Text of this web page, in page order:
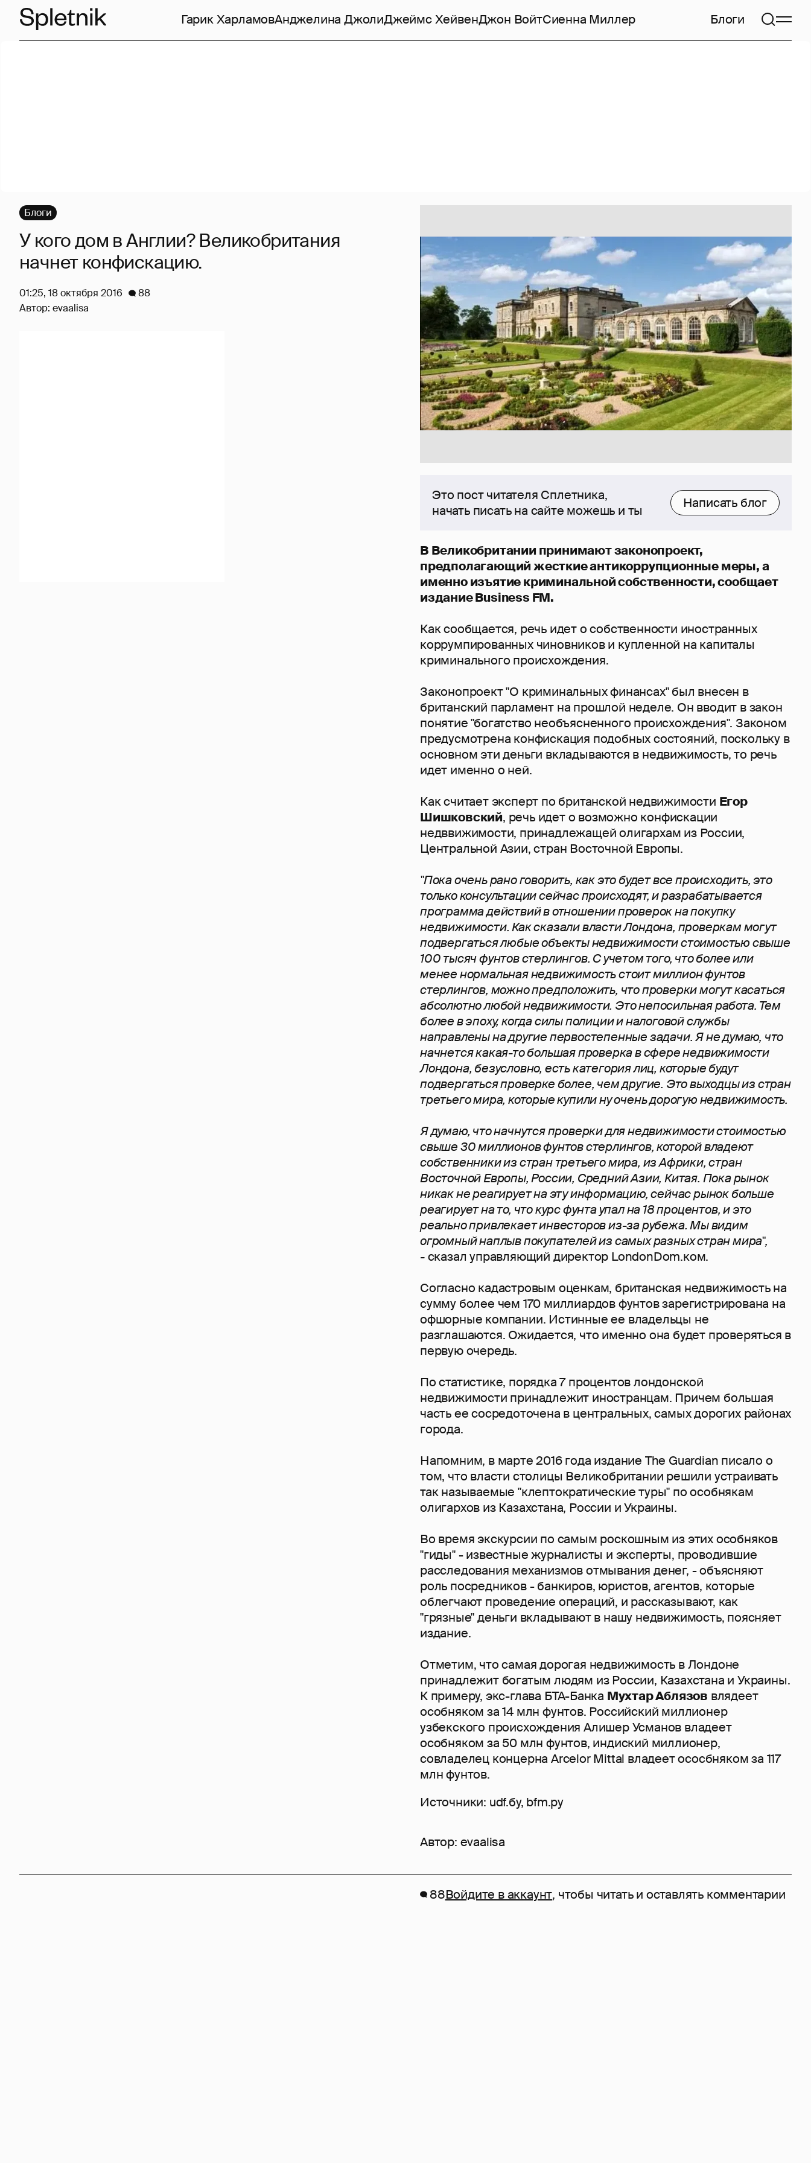
Гарик ХарламовАнджелина ДжолиДжеймс ХейвенДжон ВойтСиенна Миллер Блоги
Это пост читателя Сплетника,
начать писать на сайте можешь и ты
Написать блог
В Великобритании принимают законопроект,
предполагающий жесткие антикоррупционные меры, а
именно изъятие криминальной собственности, сообщает
издание Business FM.
Как сообщается, речь идет о собственности иностранных
коррумпированных чиновников и купленной на капиталы
криминального происхождения.
Законопроект "О криминальных финансах" был внесен в
британский парламент на прошлой неделе. Он вводит в закон
понятие "богатство необъясненного происхождения". Законом
предусмотрена конфискация подобных состояний, поскольку в
основном эти деньги вкладываются в недвижимость, то речь
идет именно о ней.
Как считает эксперт по британской недвижимости Егор
Шишковский, речь идет о возможно конфискации
недввижимости, принадлежащей олигархам из России,
Центральной Азии, стран Восточной Европы.
"Пока очень рано говорить, как это будет все происходить, это
только консультации сейчас происходят, и разрабатывается
программа действий в отношении проверок на покупку
недвижимости. Как сказали власти Лондона, проверкам могут
подвергаться любые объекты недвижимости стоимостью свыше
100 тысяч фунтов стерлингов. С учетом того, что более или
менее нормальная недвижимость стоит миллион фунтов
стерлингов, можно предположить, что проверки могут касаться
абсолютно любой недвижимости. Это непосильная работа. Тем
более в эпоху, когда силы полиции и налоговой службы
направлены на другие первостепенные задачи. Я не думаю, что
начнется какая-то большая проверка в сфере недвижимости
Лондона, безусловно, есть категория лиц, которые будут
подвергаться проверке более, чем другие. Это выходцы из стран
третьего мира, которые купили ну очень дорогую недвижимость.
Я думаю, что начнутся проверки для недвижимости стоимостью
свыше 30 миллионов фунтов стерлингов, которой владеют
собственники из стран третьего мира, из Африки, стран
Восточной Европы, России, Средний Азии, Китая. Пока рынок
никак не реагирует на эту информацию, сейчас рынок больше
реагирует на то, что курс фунта упал на 18 процентов, и это
реально привлекает инвесторов из-за рубежа. Мы видим
огромный наплыв покупателей из самых разных стран мира",
-сказал управляющий директор LondonDom.ком.
Согласно кадастровым оценкам, британская недвижимость на
сумму более чем 170 миллиардов фунтов зарегистрирована на
офшорные компании. Истинные ее владельцы не
разглашаются. Ожидается, что именно она будет проверяться в
первую очередь.
По статистике, порядка 7 процентов лондонской
недвижимости принадлежит иностранцам. Причем большая
часть ее сосредоточена в центральных, самых дорогих районах
города.
Напомним, в марте 2016 года издание The Guardian писало о
том, что власти столицы Великобритании решили устраивать
так называемые "клептократические туры" по особнякам
олигархов из Казахстана, России и Украины.
Во время экскурсии по самым роскошным из этих особняков
"гиды" - известные журналисты и эксперты, проводившие
расследования механизмов отмывания денег, - объясняют
роль посредников - банкиров, юристов, агентов, которые
облегчают проведение операций, и рассказывают, как
"грязные" деньги вкладывают в нашу недвижимость, поясняет
издание.
Отметим, что самая дорогая недвижимость в Лондоне
принадлежит богатым людям из России, Казахстана и Украины.
К примеру, экс-глава БТА-Банка Мухтар Аблязов влядеет
особняком за 14 млн фунтов. Российский миллионер
узбекского происхождения Алишер Усманов владеет
особняком за 50 млн фунтов, индиский миллионер,
совладелец концерна Arcelor Mittal владеет ососбняком за 117
млн фунтов.
Источники: udf.бу, bfm.ру
Автор: evaalisa
Блоги
У кого дом в Англии? Великобритания
начнет конфискацию.
01:25, 18 октября 2016
88
Автор: evaalisa
88Войдите в аккаунт, чтобы читать и оставлять комментарии